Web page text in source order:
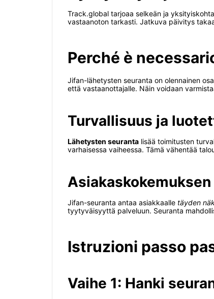
Track.global tarjoaa selkeän ja
vastaanoton tarkasti. Jatkuva päivitys
Perché è
Jifan-lähetysten seuranta on olennainen
että vastaanottajalle. Näin voidaan
Turvallisuus ja
Lähetysten seuranta lisää toimitusten
varhaisessa vaiheessa. Tämä vähentää
Jifan-seuranta antaa asiakkaalle täyden
tyytyväisyyttä palveluun. Seuranta
Istruzioni passo
Vaihe 1: Hanki